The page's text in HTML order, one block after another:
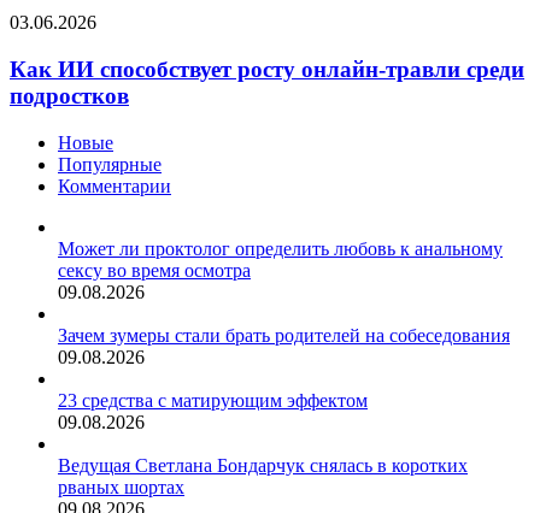
женщин
Как
способствует
росту
онлайн-
среди
подростков
03.06.2026
Как ИИ способствует росту онлайн-травли среди
подростков
Новые
Популярные
Комментарии
Может ли проктолог определить любовь к анальному
сексу во время осмотра
09.08.2026
Зачем зумеры стали брать родителей на собеседования
09.08.2026
23 средства с матирующим эффектом
09.08.2026
Ведущая Светлана Бондарчук снялась в коротких
рваных шортах
09.08.2026